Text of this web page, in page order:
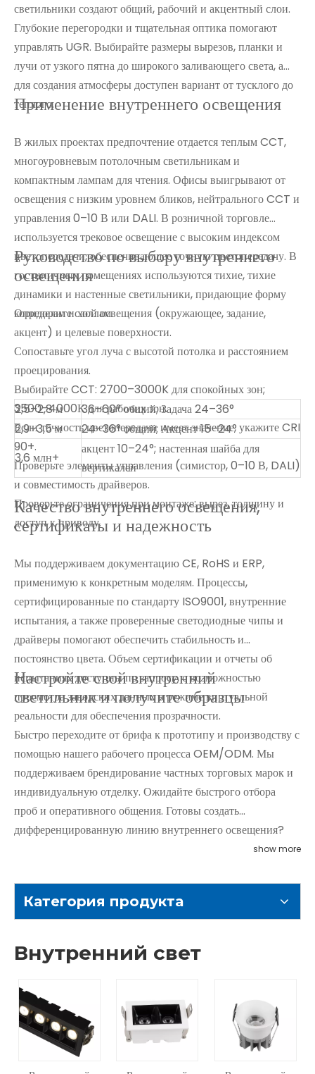
светильники создают общий, рабочий и акцентный слои.
Глубокие перегородки и тщательная оптика помогают
управлять UGR. Выбирайте размеры вырезов, планки и
лучи от узкого пятна до широкого заливающего света, а
для создания атмосферы доступен вариант от тусклого до
теплого.
Применение внутреннего освещения
В жилых проектах предпочтение отдается теплым CCT,
многоуровневым потолочным светильникам и
компактным лампам для чтения. Офисы выигрывают от
освещения с низким уровнем бликов, нейтрального CCT и
управления 0–10 В или DALI. В розничной торговле
используется трековое освещение с высоким индексом
цветопередачи, обеспечивающее точную цветопередачу. В
гостиничных помещениях используются тихие, тихие
динамики и настенные светильники, придающие форму
коридорам и холлам.
Руководство по выбору внутреннего
освещения
Определите слой освещения (окружающее, задание,
акцент) и целевые поверхности.
Сопоставьте угол луча с высотой потолка и расстоянием
проецирования.
Выбирайте CCT: 2700–3000K для спокойных зон;
3500–4000К для рабочих зон.
Если точность цветопередачи имеет значение, укажите CRI
90+.
Проверьте элементы управления (симистор, 0–10 В, DALI)
и совместимость драйверов.
Проверьте ограничения при монтаже: вырез, толщину и
доступ к приводу.
2,5–2,8 м
36–60° общий; Задача 24–36°
2,9–3,5 м
24–36° общий; Акцент 15–24°
3,6 млн+
акцент 10–24°; настенная шайба для
вертикалей
Качество внутреннего освещения,
сертификаты и надежность
Мы поддерживаем документацию CE, RoHS и ERP,
применимую к конкретным моделям. Процессы,
сертифицированные по стандарту ISO9001, внутренние
испытания, а также проверенные светодиодные чипы и
драйверы помогают обеспечить стабильность и
постоянство цвета. Объем сертификации и отчеты об
испытаниях доступны по запросу, с возможностью
просмотра заводских данных в режиме виртуальной
реальности для обеспечения прозрачности.
Настройте свой внутренний
светильник и получите образцы
Быстро переходите от брифа к прототипу и производству с
помощью нашего рабочего процесса OEM/ODM. Мы
поддерживаем брендирование частных торговых марок и
индивидуальную отделку. Ожидайте быстрого отбора
проб и оперативного общения. Готовы создать
дифференцированную линию внутреннего освещения?
Свяжитесь с нашей командой OEM-производителей,
проекта) или индивидуальное предложение.
show more
Категория продукта
Внутренний свет